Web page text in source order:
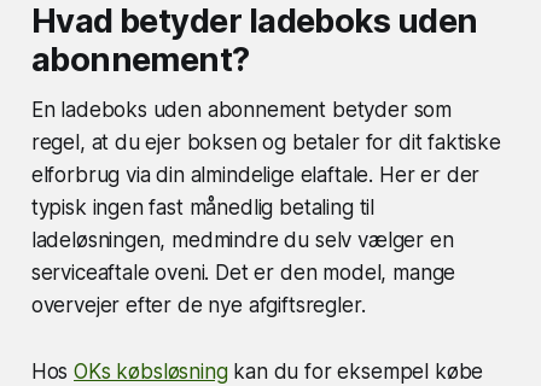
Hvad betyder ladeboks uden
abonnement?
En ladeboks uden abonnement betyder som
regel, at du ejer boksen og betaler for dit faktiske
elforbrug via din almindelige elaftale. Her er der
typisk ingen fast månedlig betaling til
ladeløsningen, medmindre du selv vælger en
serviceaftale oveni. Det er den model, mange
overvejer efter de nye afgiftsregler.
HosOKs købsløsningkan du for eksempel købe